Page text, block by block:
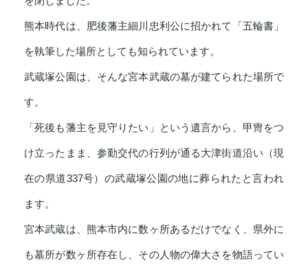
熊本時代は、肥後藩主細川忠利公に招かれて「五輪書」
を執筆した場所としても知られています。
武蔵塚公園は、そんな宮本武蔵の墓が建てられた場所で
す。
「死後も藩主を見守りたい」という遺言から、甲冑をつ
け立ったまま、参勤交代の行列が通る大津街道沿い（現
在の県道337号）の武蔵塚公園の地に葬られたと言われ
ます。
宮本武蔵は、熊本市内に数ヶ所あるだけでなく、県外に
も墓所が数ヶ所存在し、その人物の偉大さを物語ってい